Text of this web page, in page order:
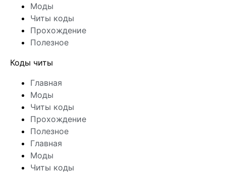
Моды
Читы коды
Прохождение
Полезное
Коды читы
Главная
Моды
Читы коды
Прохождение
Полезное
Главная
Моды
Читы коды